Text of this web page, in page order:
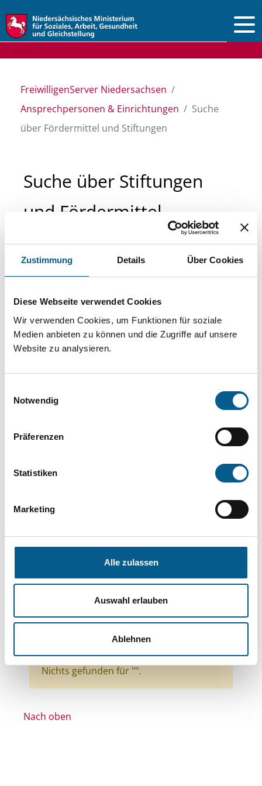
Zustimmung Details Über Cookies
Diese Webseite verwendet Cookies
Wir verwenden Cookies, um Funktionen für soziale
Medien anbieten zu können und die Zugriffe auf unsere
Website zu analysieren.
Notwendig
Präferenzen
Statistiken
Marketing
Alle zulassen
Auswahl erlauben
Ablehnen
FreiwilligenServer Niedersachsen
Ansprechpersonen & Einrichtungen
Suche
über Fördermittel und Stiftungen
Suche über Stiftungen
und Fördermittel
Sie suchen finanzielle Unterstützung für ein
Projekt oder ein Vorhaben? Hier können Sie
Stiftungsdatenbank recherchieren. Bei der
Suche bitte die Groß- und Kleinschreibung
beachten.
können durch die Wahl von Bereichen oder
Suchen
Themen: Kinder, Jugendliche & Familie
Themen: Menschen mit Behinderung
Themen: Gesundheitswesen
Themen: Wohltätige Zwecke
Alle Filter entfernen
Nichts gefunden für "".
Nach oben